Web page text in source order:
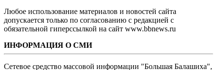
Любое использование материалов и новостей сайта
допускается только по согласованию с редакцией с
обязательной гиперссылкой на сайт www.bbnews.ru
ИНФОРМАЦИЯ О СМИ
Сетевое средство массовой информации "Большая Балашиха",